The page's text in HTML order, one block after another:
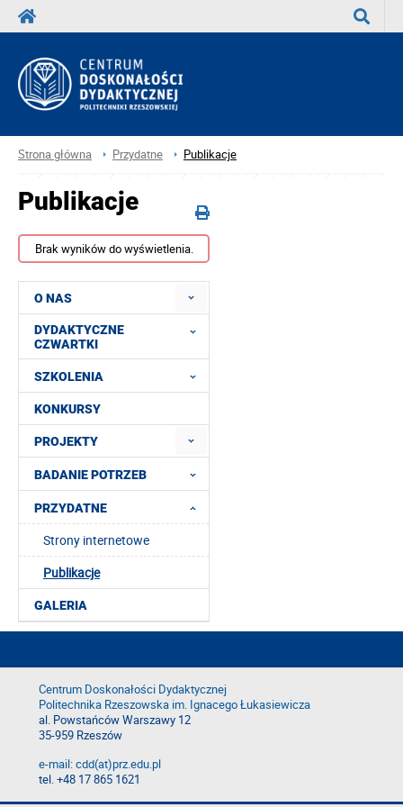
Strona główna Przydatne Publikacje
O NAS
DYDAKTYCZNE
CZWARTKI
SZKOLENIA
KONKURSY
PROJEKTY
BADANIE POTRZEB
PRZYDATNE
Strony internetowe
Publikacje
GALERIA
Publikacje
Brak wyników do wyświetlenia.
Centrum Doskonałości Dydaktycznej
Politechnika Rzeszowska im. Ignacego Łukasiewicza
al. Powstańców Warszawy 12
35-959 Rzeszów
e-mail: cdd(at)prz.edu.pl
tel. +48 17 865 1621